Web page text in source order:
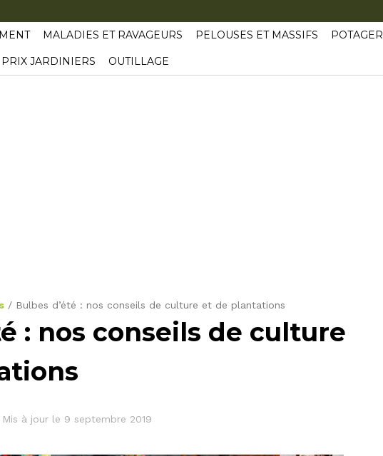
MALADIES ET RAVAGEURS PELOUSES ET MASSIFS POTAGER
PRIX JARDINIERS OUTILLAGE
/ Bulbes d’été : nos conseils de culture et de plantations
: nos conseils de culture
Mis à jour le 9 septembre 2019